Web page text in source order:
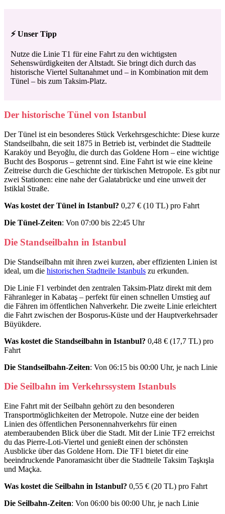
⚡ Unser Tipp
Nutze die Linie T1 für eine Fahrt zu den wichtigsten
Sehenswürdigkeiten der Altstadt. Sie bringt dich durch das
historische Viertel Sultanahmet und – in Kombination mit dem
Tünel – bis zum Taksim-Platz.
Der historische Tünel von Istanbul
Der Tünel ist ein besonderes Stück Verkehrsgeschichte: Diese kurze
Standseilbahn, die seit 1875 in Betrieb ist, verbindet die Stadtteile
Karaköy und Beyoğlu, die durch das Goldene Horn – eine wichtige
Bucht des Bosporus – getrennt sind. Eine Fahrt ist wie eine kleine
Zeitreise durch die Geschichte der türkischen Metropole. Es gibt nur
zwei Stationen: eine nahe der Galatabrücke und eine unweit der
Istiklal Straße.
Was kostet der Tünel in Istanbul? 0,27 € (10 TL) pro Fahrt
Die Tünel-Zeiten: Von 07:00 bis 22:45 Uhr
Die Standseilbahn in Istanbul
Die Standseilbahn mit ihren zwei kurzen, aber effizienten Linien ist
ideal, um die historischen Stadtteile Istanbuls zu erkunden.
Die Linie F1 verbindet den zentralen Taksim-Platz direkt mit dem
Fähranleger in Kabataş – perfekt für einen schnellen Umstieg auf
die Fähren im öffentlichen Nahverkehr. Die zweite Linie erleichtert
die Fahrt zwischen der Bosporus-Küste und der Hauptverkehrsader
Büyükdere.
Was kostet die Standseilbahn in Istanbul? 0,48 € (17,7 TL) pro
Fahrt
Die Standseilbahn-Zeiten: Von 06:15 bis 00:00 Uhr, je nach Linie
Die Seilbahn im Verkehrssystem Istanbuls
Eine Fahrt mit der Seilbahn gehört zu den besonderen
Transportmöglichkeiten der Metropole. Nutze eine der beiden
Linien des öffentlichen Personennahverkehrs für einen
atemberaubenden Blick über die Stadt. Mit der Linie TF2 erreichst
du das Pierre-Loti-Viertel und genießt einen der schönsten
Ausblicke über das Goldene Horn. Die TF1 bietet dir eine
beeindruckende Panoramasicht über die Stadtteile Taksim Taşkışla
und Maçka.
Was kostet die Seilbahn in Istanbul? 0,55 € (20 TL) pro Fahrt
Die Seilbahn-Zeiten: Von 06:00 bis 00:00 Uhr, je nach Linie